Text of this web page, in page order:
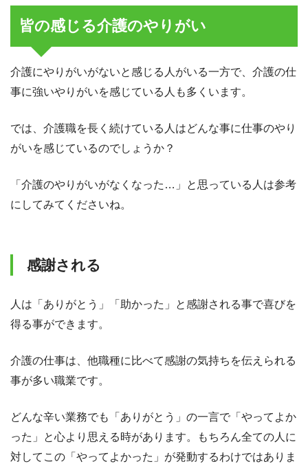
皆の感じる介護のやりがい
介護にやりがいがないと感じる人がいる一方で、介護の仕
事に強いやりがいを感じている人も多くいます。
では、介護職を長く続けている人はどんな事に仕事のやり
がいを感じているのでしょうか？
「介護のやりがいがなくなった…」と思っている人は参考
にしてみてくださいね。
感謝される
人は「ありがとう」「助かった」と感謝される事で喜びを
得る事ができます。
介護の仕事は、他職種に比べて感謝の気持ちを伝えられる
事が多い職業です。
どんな辛い業務でも「ありがとう」の一言で「やってよか
った」と心より思える時があります。もちろん全ての人に
対してこの「やってよかった」が発動するわけではありま